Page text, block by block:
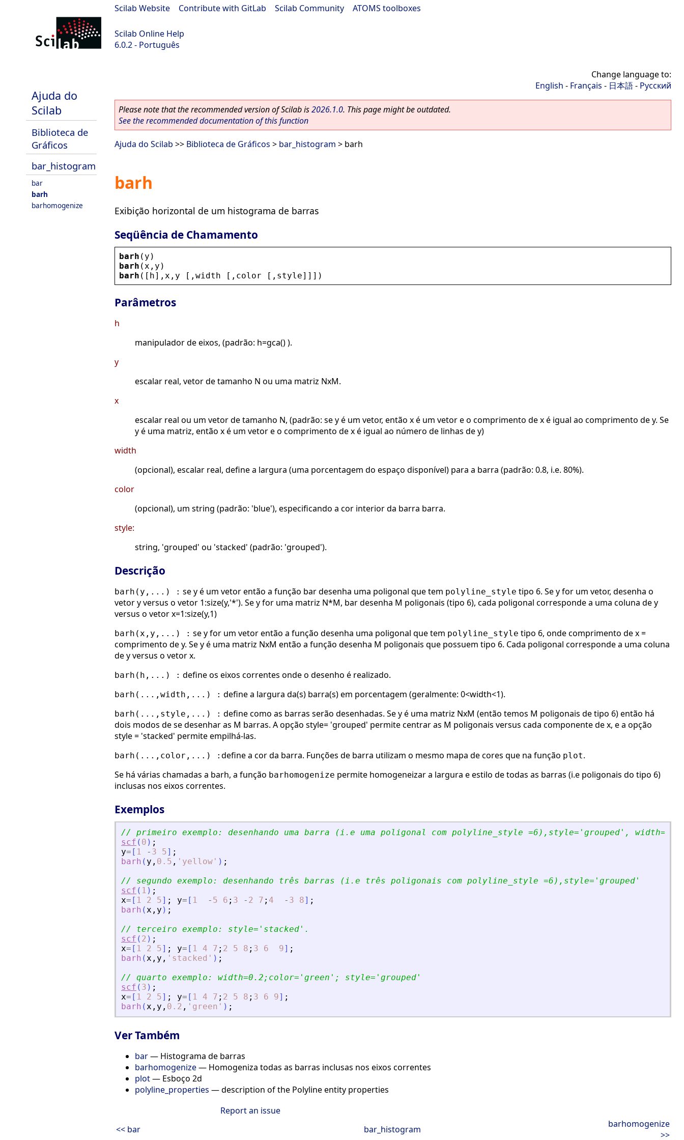
Scilab Website Contribute with GitLab Scilab Community ATOMS toolboxes
Scilab Online Help
6.0.2 - Português
Ajuda do
Scilab
Biblioteca de
Gráficos
bar_histogram
bar
barh
barhomogenize
Change language to:
English - Français - 日本語- Русский
Please note that the recommended version of Scilab is2026.1.0. This page might be outdated.
See the recommended documentation of this function
Ajuda do Scilab >> Biblioteca de Gráficos > bar_histogram > barh
barh
Exibição horizontal de um histograma de barras
Seqüência de Chamamento
barh ( y )
barh ( x , y )
barh ([ h], x , y [, width [, color [, style]]])
Parâmetros
h
manipulador de eixos, (padrão: h=gca() ).
y
escalar real, vetor de tamanho N ou uma matriz NxM.
x
escalar real ou um vetor de tamanho N, (padrão: se y é um vetor, então x é um vetor e o comprimento de x é igual ao comprimento de y. Se
y é uma matriz, então x é um vetor e o comprimento de x é igual ao número de linhas de y)
width
(opcional), escalar real, define a largura (uma porcentagem do espaço disponível) para a barra (padrão: 0.8, i.e. 80%).
color
(opcional), um string (padrão: 'blue'), especificando a cor interior da barra barra.
style:
string, 'grouped' ou 'stacked' (padrão: 'grouped').
Descrição
barh(y,...) : se y é um vetor então a função bar desenha uma poligonal que tem polyline_style tipo 6. Se y for um vetor, desenha o
vetor y versus o vetor 1:size(y,'*'). Se y for uma matriz N*M, bar desenha M poligonais (tipo 6), cada poligonal corresponde a uma coluna de y
versus o vetor x=1:size(y,1)
barh(x,y,...) : se y for um vetor então a função desenha uma poligonal que tem polyline_style tipo 6, onde comprimento de x =
comprimento de y. Se y é uma matriz NxM então a função desenha M poligonais que possuem tipo 6. Cada poligonal corresponde a uma coluna
de y versus o vetor x.
barh(h,...) : define os eixos correntes onde o desenho é realizado.
barh(...,width,...) : define a largura da(s) barra(s) em porcentagem (geralmente: 0<width<1).
barh(...,style,...) : define como as barras serão desenhadas. Se y é uma matriz NxM (então temos M poligonais de tipo 6) então há
dois modos de se desenhar as M barras. A opção style= 'grouped' permite centrar as M poligonais versus cada componente de x, e a opção
style = 'stacked' permite empilhá-las.
barh(...,color,...) : define a cor da barra. Funções de barra utilizam o mesmo mapa de cores que na função plot.
Se há várias chamadas a barh, a função barhomogenize permite homogeneizar a largura e estilo de todas as barras (i.e poligonais do tipo 6)
inclusas nos eixos correntes.
Exemplos
// primeiro exemplo: desenhando uma barra (i.e uma poligonal com polyline_style =6),style= ' grouped ' ,
scf ( 0 ) ;
y= [ 1 - 3 5] ;
barh ( y , 0.5 , ' yellow ' ) ;
// segundo exemplo: desenhando três barras (i.e três poligonais com polyline_style =6),style= ' grouped '
scf ( 1 ) ;
x= [ 1 2 5] ; y= [ 1 - 5 6 ; 3 - 2 7 ; 4 - 3 8] ;
barh (x , y ) ;
// terceiro exemplo: style= ' stacked ' .
scf ( 2 ) ;
x= [ 1 2 5] ; y= [ 1 4 7 ; 2 5 8 ; 3 6 9] ;
barh (x , y , ' stacked ' ) ;
// quarto exemplo: width=0.2;color= ' green ' ; style= ' grouped '
scf ( 3 ) ;
x= [ 1 2 5] ; y= [ 1 4 7 ; 2 5 8 ; 3 6 9] ;
barh (x , y , 0.2 , ' green ' ) ;
Ver Também
bar— Histograma de barras
barhomogenize— Homogeniza todas as barras inclusas nos eixos correntes
plot— Esboço 2d
polyline_properties — description of the Polyline entity properties
Report an issue
<< bar
bar_histogram
barhomogenize
>>